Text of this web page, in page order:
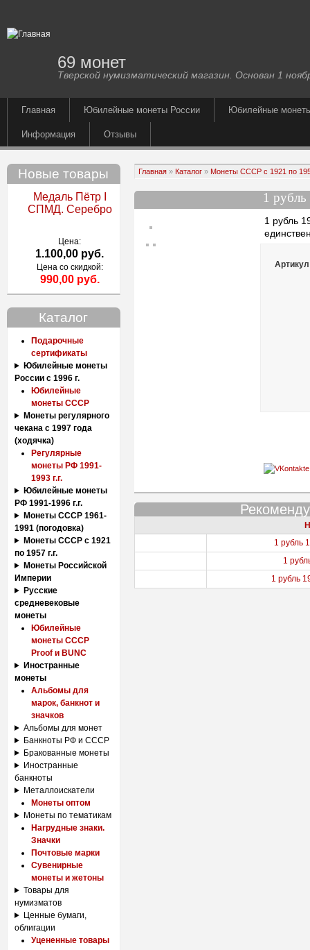
69 монет
Тверской нумизматический магазин. Основан 1
Главная Юбилейные монеты России Юбилейные
Информация Отзывы
Новые товары
Медаль Пётр I
СПМД. Серебро
Цена:
1.100,00 руб.
Цена со скидкой:
990,00 руб.
Каталог
Подарочные
сертификаты
Юбилейные монеты
России с 1996 г.
Юбилейные
монеты СССР
Монеты регулярного
чекана с 1997 года
(ходячка)
Регулярные
монеты РФ 1991-
1993 г.г.
Юбилейные монеты
РФ 1991-1996 г.г.
Монеты СССР 1961-
1991 (погодовка)
Монеты СССР с 1921
по 1957 г.г.
Монеты Российской
Империи
Русские
средневековые
монеты
Юбилейные
монеты СССР
Proof и BUNC
Иностранные
монеты
Альбомы для
марок, банкнот и
значков
Альбомы для монет
Банкноты РФ и СССР
Бракованные монеты
Иностранные
банкноты
Металлоискатели
Монеты оптом
Монеты по тематикам
Нагрудные знаки.
Значки
Почтовые марки
Сувенирные
монеты и жетоны
Товары для
нумизматов
Ценные бумаги,
облигации
Уцененные товары
Главная» Каталог» Монеты СССР с 1921 по
1
1 рубль
1 рубль
1
1 рубль